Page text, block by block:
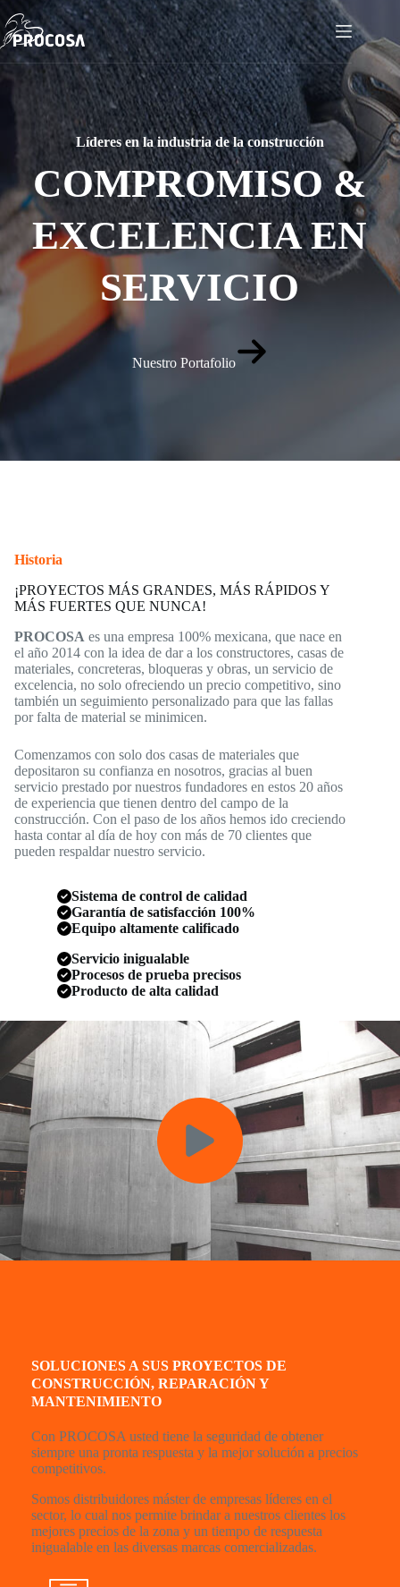
to
content
Líderes en la industria de la construcción
COMPROMISO &
EXCELENCIA EN
SERVICIO
Nuestro Portafolio
Historia
¡PROYECTOS MÁS GRANDES, MÁS RÁPIDOS Y
MÁS FUERTES QUE NUNCA!
PROCOSA es una empresa 100% mexicana, que nace en
el año 2014 con la idea de dar a los constructores, casas de
materiales, concreteras, bloqueras y obras, un servicio de
excelencia, no solo ofreciendo un precio competitivo, sino
también un seguimiento personalizado para que las fallas
por falta de material se minimicen.
Comenzamos con solo dos casas de materiales que
depositaron su confianza en nosotros, gracias al buen
servicio prestado por nuestros fundadores en estos 20 años
de experiencia que tienen dentro del campo de la
construcción. Con el paso de los años hemos ido creciendo
hasta contar al día de hoy con más de 70 clientes que
pueden respaldar nuestro servicio.
Sistema de control de calidad
Garantía de satisfacción 100%
Equipo altamente calificado
Servicio inigualable
Procesos de prueba precisos
Producto de alta calidad
SOLUCIONES A SUS PROYECTOS DE
CONSTRUCCIÓN, REPARACIÓN Y
MANTENIMIENTO
Con PROCOSA usted tiene la seguridad de obtener
siempre una pronta respuesta y la mejor solución a precios
competitivos.
Somos distribuidores máster de empresas líderes en el
sector, lo cual nos permite brindar a nuestros clientes los
mejores precios de la zona y un tiempo de respuesta
inigualable en las diversas marcas comercializadas.